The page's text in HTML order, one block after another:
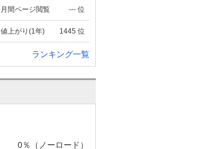
--- 位
月間ページ閲覧
1445 位
値上がり(1年)
ランキング一覧
0％（ノーロード）